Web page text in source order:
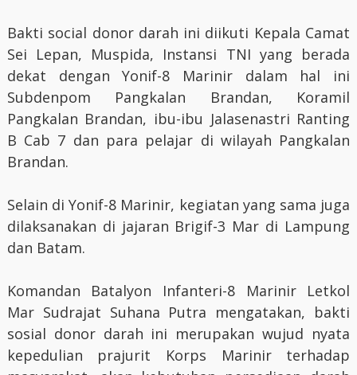
Bakti social donor darah ini diikuti Kepala Camat
Sei Lepan, Muspida, Instansi TNI yang berada
dekat dengan Yonif-8 Marinir dalam hal ini
Subdenpom Pangkalan Brandan, Koramil
Pangkalan Brandan, ibu-ibu Jalasenastri Ranting
B Cab 7 dan para pelajar di wilayah Pangkalan
Brandan.
Selain di Yonif-8 Marinir, kegiatan yang sama juga
dilaksanakan di jajaran Brigif-3 Mar di Lampung
dan Batam.
Komandan Batalyon Infanteri-8 Marinir Letkol
Mar Sudrajat Suhana Putra mengatakan, bakti
sosial donor darah ini merupakan wujud nyata
kepedulian prajurit Korps Marinir terhadap